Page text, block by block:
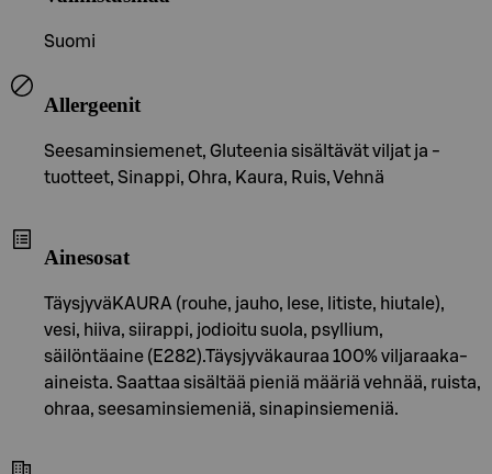
Suomi
Allergeenit
Seesaminsiemenet, Gluteenia sisältävät viljat ja -
tuotteet, Sinappi, Ohra, Kaura, Ruis, Vehnä
Ainesosat
TäysjyväKAURA (rouhe, jauho, lese, litiste, hiutale),
vesi, hiiva, siirappi, jodioitu suola, psyllium,
säilöntäaine (E282).Täysjyväkauraa 100% viljaraaka-
aineista. Saattaa sisältää pieniä määriä vehnää, ruista,
ohraa, seesaminsiemeniä, sinapinsiemeniä.